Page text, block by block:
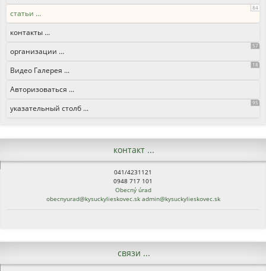
статьи ...
84
контакты ...
организации ...
57
Видео Галерея ...
18
Авторизоваться ...
указательный столб ...
95
контакт ...
041/4231121
0948 717 101
Obecný úrad
obecnyurad@kysuckylieskovec.sk admin@kysuckylieskovec.sk
связи ...